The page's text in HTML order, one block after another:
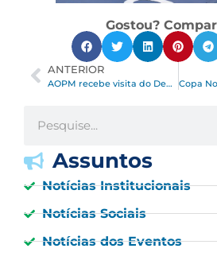
Gostou?
ANTERIOR
AOPM recebe visita do Deputado Federal Coronel Telhada e do Deputado Estadual Capitão Telhada
Assuntos
Notícias Institucionais
Notícias Sociais
Notícias dos Eventos